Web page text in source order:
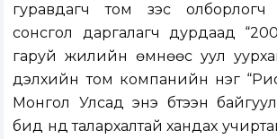
гуравдагч том зэс олборлогч
сонсгол даргалагч дурдаад
гаруй жилийн өмнөөс уул
дэлхийн том компанийн нэг
Монгол Улсад энэ бүтээн
бид үүнд талархалтай хандах